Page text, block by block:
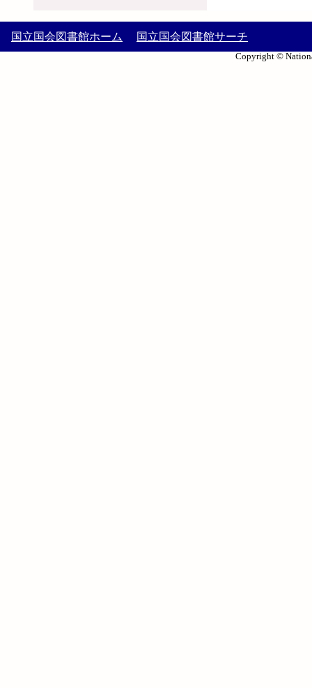
国立国会図書館ホーム 国立国会図書館サーチ
Copyright ©